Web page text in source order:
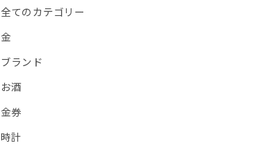
全てのカテゴリー
金
ブランド
お酒
金券
時計